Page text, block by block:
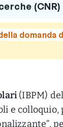
(CNR)
domanda
(IBPM)
e